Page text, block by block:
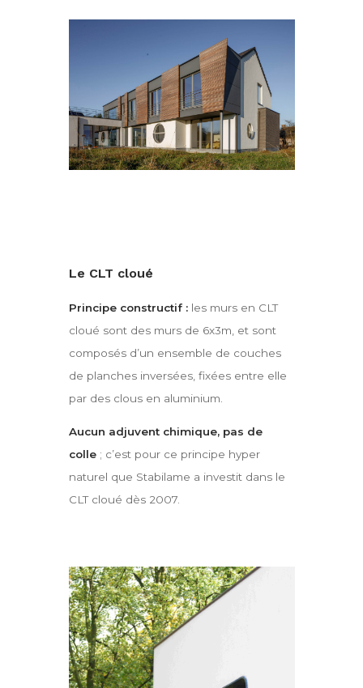
Le CLT cloué
Principe constructif :les murs en CLT
cloué sont des murs de 6x3m, et sont
composés d’un ensemble de couches
de planches inversées, fixées entre elle
par des clous en aluminium.
Aucun adjuvent chimique, pas de
colle; c’est pour ce principe hyper
naturel que Stabilame a investit dans le
CLT cloué dès 2007.